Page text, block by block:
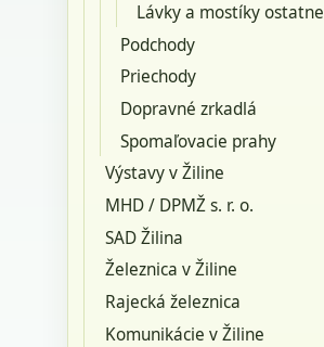
Lávky a mostíky ostatne
Podchody
Priechody
Dopravné zrkadlá
Spomaľovacie prahy
Výstavy v Žiline
MHD / DPMŽ s. r. o.
SAD Žilina
Železnica v Žiline
Rajecká železnica
Komunikácie v Žiline